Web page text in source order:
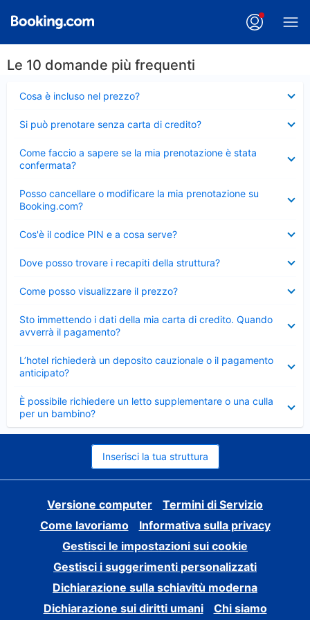
Le 10 domande più frequenti
Cosa è incluso nel prezzo?
chiuso
Si può prenotare senza carta di credito?
chiuso
Come faccio a sapere se la mia prenotazione è stata
confermata?
chiuso
Posso cancellare o modificare la mia prenotazione su
Booking.com?
chiuso
Cos'è il codice PIN e a cosa serve?
chiuso
Dove posso trovare i recapiti della struttura?
chiuso
Come posso visualizzare il prezzo?
chiuso
Sto immettendo i dati della mia carta di credito. Quando
avverrà il pagamento?
chiuso
L’hotel richiederà un deposito cauzionale o il pagamento
anticipato?
chiuso
È possibile richiedere un letto supplementare o una culla
per un bambino?
Elemento
chiuso
Inserisci la tua struttura
Versione computer
Termini di Servizio
Come lavoriamo
Informativa sulla privacy
Gestisci le impostazioni sui cookie
Gestisci i suggerimenti personalizzati
Dichiarazione sulla schiavitù moderna
Dichiarazione sui diritti umani
Chi siamo